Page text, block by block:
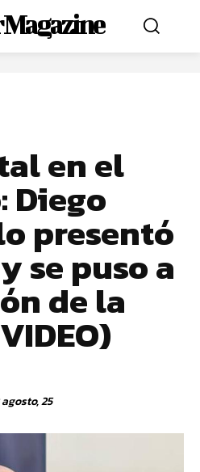
Magazine
en el
Diego
presentó
se puso a
de la
25